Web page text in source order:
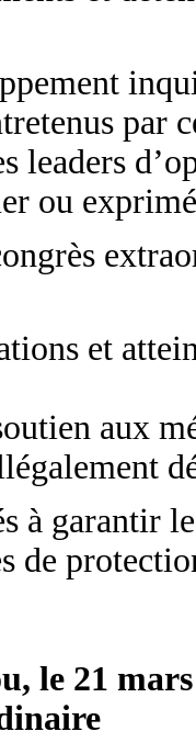
par
leaders
ou
et
aux
à garantir
de
le 21